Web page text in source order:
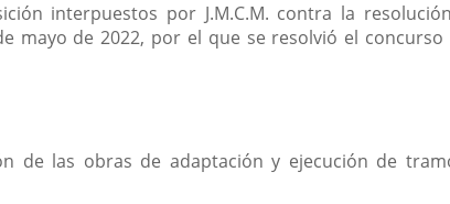
interpuestos por J.M.C.M. contra la
mayo de 2022, por el que se resolvió el
de las obras de adaptación y ejecución de